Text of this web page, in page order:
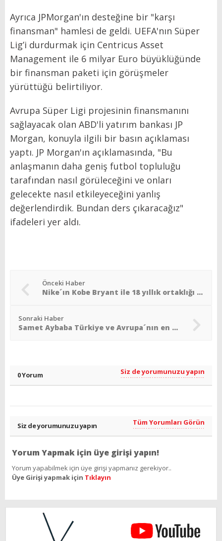
Ayrıca JPMorgan'ın desteğine bir "karşı
finansman" hamlesi de geldi. UEFA'nın Süper
Lig’i durdurmak için Centricus Asset
Management ile 6 milyar Euro büyüklüğünde
bir finansman paketi için görüşmeler
yürüttüğü belirtiliyor.
Avrupa Süper Ligi projesinin finansmanını
sağlayacak olan ABD'li yatırım bankası JP
Morgan, konuyla ilgili bir basın açıklaması
yaptı. JP Morgan'ın açıklamasında, "Bu
anlaşmanın daha geniş futbol topluluğu
tarafından nasıl görüleceğini ve onları
gelecekte nasıl etkileyeceğini yanlış
değerlendirdik. Bundan ders çıkaracağız"
ifadeleri yer aldı.
Önceki Haber
Nike´ın Kobe Bryant ile 18 yıllık ortaklığı bitti
Sonraki Haber
Samet Aybaba Türkiye ve Avrupa´nın en iyisi
0 Yorum Siz de yorumunuzu yapın
Siz de yorumunuzu yapın Tüm Yorumları Görün
Yorum Yapmak için üye girişi yapın!
Yorum yapabilmek için üye girişi yapmanız gerekiyor..
Üye Girişi yapmak için Tıklayın